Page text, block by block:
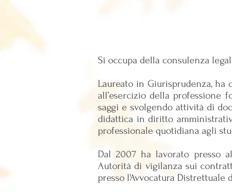
Si occupa della consulenza
Laureato in Giurisprudenza,
all’esercizio della professione
saggi e svolgendo attività di
didattica in diritto
professionale quotidiana agli
Dal 2007 ha lavorato presso
Autorità di vigilanza sui
presso l'Avvocatura Distrettuale